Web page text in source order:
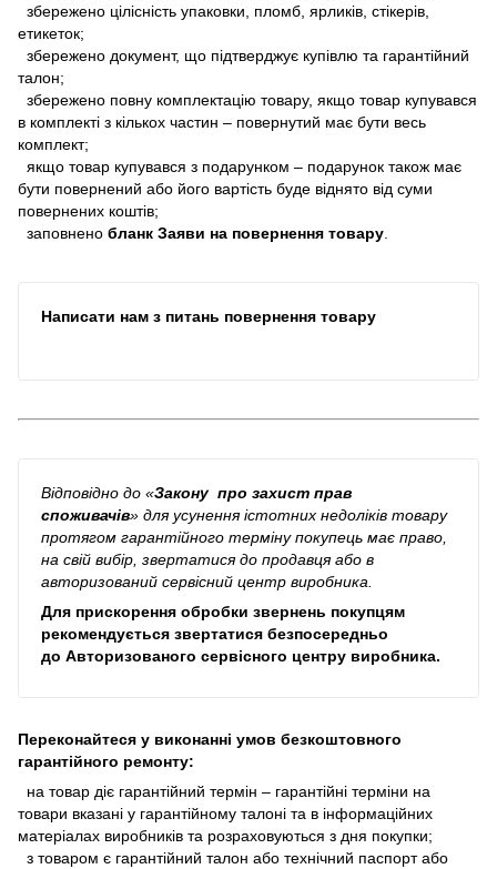
збережено цілісність упаковки, пломб, ярликів, стікерів,
етикеток;
збережено документ, що підтверджує купівлю та гарантійний
талон;
збережено повну комплектацію товару, якщо товар купувався
в комплекті з кількох частин – повернутий має бути весь
комплект;
якщо товар купувався з подарунком – подарунок також має
бути повернений або його вартість буде віднято від суми
повернених коштів;
заповнено бланк Заяви на повернення товару
Написати нам з питань повернення товару
Відповідно до «Закону про захист прав
споживачів» для усунення істотних недоліків товару
протягом гарантійного терміну покупець має право,
на свій вибір, звертатися до продавця або в
авторизований сервісний центр виробника.
Для прискорення обробки звернень покупцям
рекомендується звертатися безпосередньо
до Авторизованого сервісного центру виробника.
Переконайтеся у виконанні умов безкоштовного
гарантійного ремонту:
на товар діє гарантійний термін – гарантійні терміни на
товари вказані у гарантійному талоні та в інформаційних
матеріалах виробників та розраховуються з дня покупки;
з товаром є гарантійний талон або технічний паспорт або